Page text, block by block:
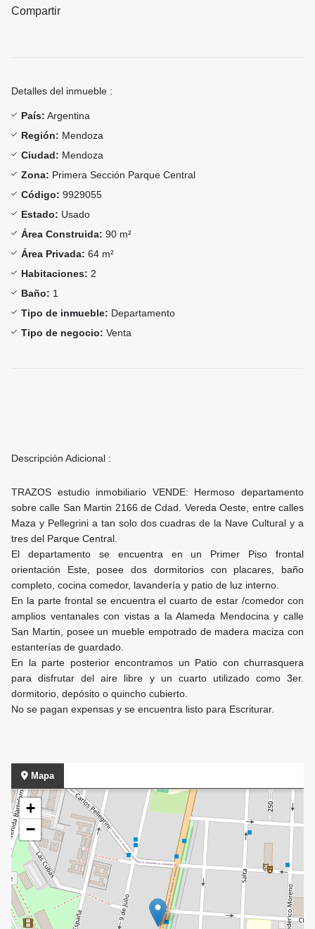
Compartir
Detalles del inmueble :
País: Argentina
Región: Mendoza
Ciudad: Mendoza
Zona: Primera Sección Parque Central
Código: 9929055
Estado: Usado
Área Construida: 90 m²
Área Privada: 64 m²
Habitaciones: 2
Baño: 1
Tipo de inmueble: Departamento
Tipo de negocio: Venta
Descripción Adicional :
TRAZOS estudio inmobiliario VENDE: Hermoso departamento
sobre calle San Martin 2166 de Cdad. Vereda Oeste, entre calles
Maza y Pellegrini a tan solo dos cuadras de la Nave Cultural y a
tres del Parque Central.
El departamento se encuentra en un Primer Piso frontal
orientación Este, posee dos dormitorios con placares, baño
completo, cocina comedor, lavandería y patio de luz interno.
En la parte frontal se encuentra el cuarto de estar /comedor con
amplios ventanales con vistas a la Alameda Mendocina y calle
San Martin, posee un mueble empotrado de madera maciza con
estanterías de guardado.
En la parte posterior encontramos un Patio con churrasquera
para disfrutar del aire libre y un cuarto utilizado como 3er.
dormitorio, depósito o quincho cubierto.
No se pagan expensas y se encuentra listo para Escriturar.
Mapa
+
−